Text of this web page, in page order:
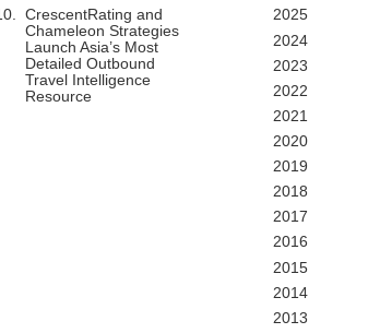
CrescentRating and
Chameleon Strategies
Launch Asia’s Most
Detailed Outbound
Travel Intelligence
Resource
2025
2024
2023
2022
2021
2020
2019
2018
2017
2016
2015
2014
2013